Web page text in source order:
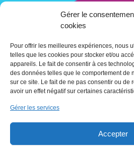
Gérer le
cookies
Pour offrir les meilleures expériences, nous
telles que les cookies pour stocker et/ou
appareils. Le fait de consentir à ces
des données telles que le comportement de
sur ce site. Le fait de ne pas consentir ou de
avoir un effet négatif sur certaines
Gérer les services
Accepter